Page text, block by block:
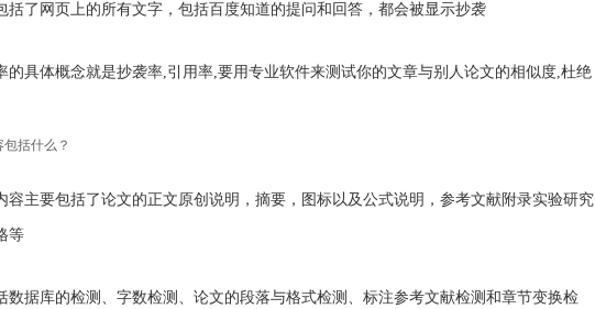
括了网页上的所有文字，包括百度知道的提问和回答，都会被显示抄袭
的具体概念就是抄袭率,引用率,要用专业软件来测试你的文章与别人论文的相似度,杜绝
括什么？
容主要包括了论文的正文原创说明，摘要，图标以及公式说明，参考文献附录实验研究
等
数据库的检测、字数检测、论文的段落与格式检测、标注参考文献检测和章节变换检